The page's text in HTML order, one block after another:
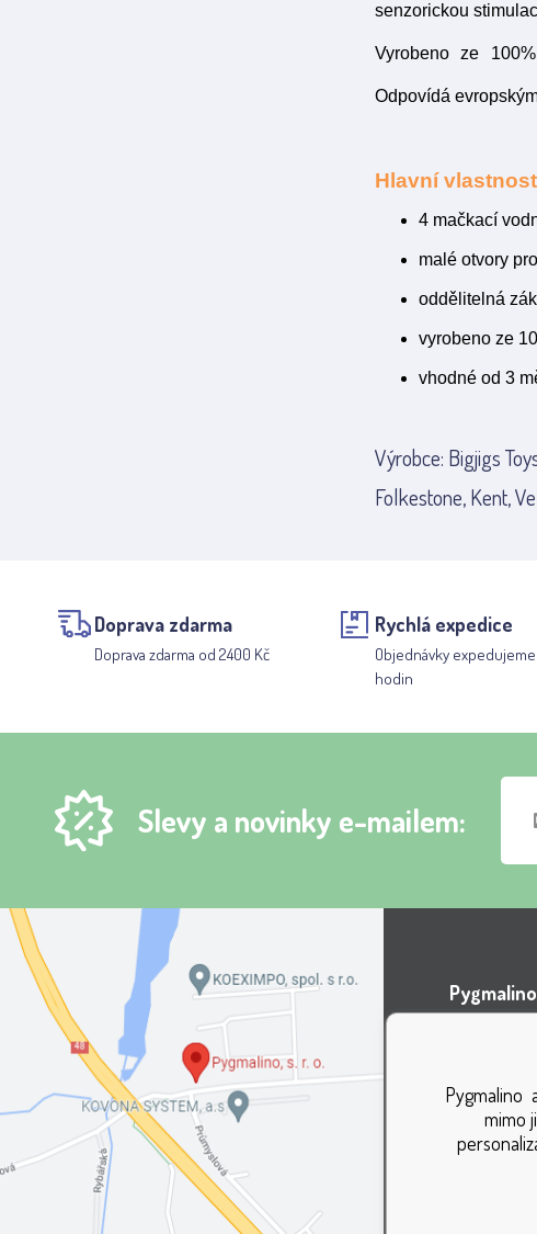
senzorickou
Vyrobeno ze
Odpovídá
Hlavní
4 mačkací
malé otvory
oddělitelná
vyrobeno ze
vhodné od 3
Výrobce: Bigjigs
Folkestone, Kent,
Doprava zdarma
Doprava zdarma od 2400 Kč
Rychlá expedice
Objednávky
hodin
Slevy a novinky e-mailem:
737 01
Pygmalino
mimo